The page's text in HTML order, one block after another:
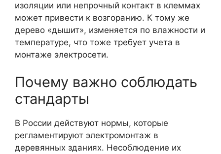
изоляции или непрочный контакт в клеммах
может привести к возгоранию. К тому же
дерево «дышит», изменяется по влажности и
температуре, что тоже требует учета в
монтаже электросети.
Почему важно соблюдать
стандарты
В России действуют нормы, которые
регламентируют электромонтаж в
деревянных зданиях. Несоблюдение их